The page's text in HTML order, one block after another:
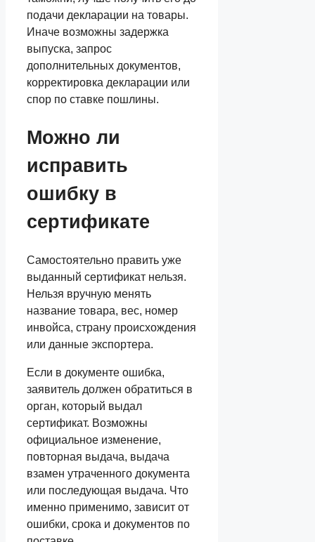
подачи декларации на товары.
Иначе возможны задержка
выпуска, запрос
дополнительных документов,
корректировка декларации или
спор по ставке пошлины.
Можно ли
исправить
ошибку в
сертификате
Самостоятельно править уже
выданный сертификат нельзя.
Нельзя вручную менять
название товара, вес, номер
инвойса, страну происхождения
или данные экспортера.
Если в документе ошибка,
заявитель должен обратиться в
орган, который выдал
сертификат. Возможны
официальное изменение,
повторная выдача, выдача
взамен утраченного документа
или последующая выдача. Что
именно применимо, зависит от
ошибки, срока и документов по